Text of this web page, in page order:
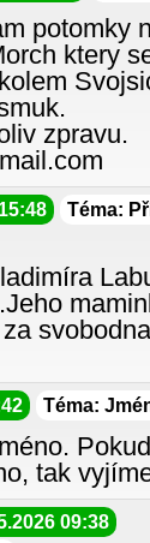
potomky
ktery
zpravu.
Téma:
Téma:
tak
09:38